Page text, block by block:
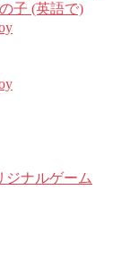
子 (英語で)
ジナルゲーム